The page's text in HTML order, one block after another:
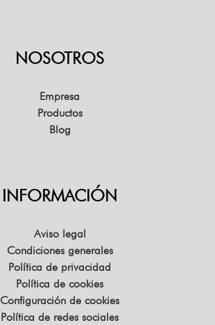
NOSOTROS
Empresa
Productos
Blog
INFORMACIÓN
Aviso legal
Condiciones generales
Política de privacidad
Política de cookies
Configuración de cookies
Política de redes sociales